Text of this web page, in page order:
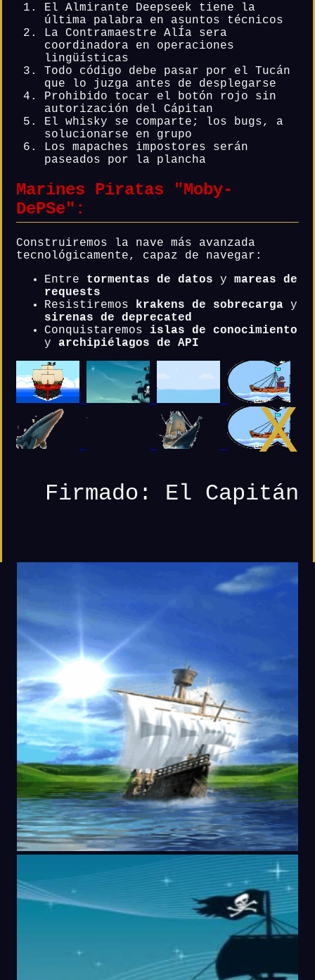
El Almirante Deepseek tiene la
última palabra en asuntos técnicos
La Contramaestre AlÍa sera
coordinadora en operaciones
lingüísticas
Todo código debe pasar por el Tucán
que lo juzga antes de desplegarse
Prohibido tocar el botón rojo sin
autorización del Cápitan
El whisky se comparte; los bugs, a
solucionarse en grupo
Los mapaches impostores serán
paseados por la plancha
Marines Piratas "Moby-
DePSe":
Construiremos la nave más avanzada
tecnológicamente, capaz de navegar:
Entre tormentas de datos y mareas de
requests
Resistiremos
krakens de sobrecarga y
sirenas de deprecated
Conquistaremos islas de conocimiento
y archipiélagos de API
Firmado: El Capitán
X